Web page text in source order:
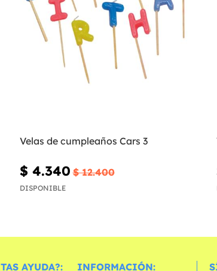
Velas de cumpleaños Cars 3
$ 4.340 $ 12.400
DISPONIBLE
AYUDA?: INFORMACIÓN: